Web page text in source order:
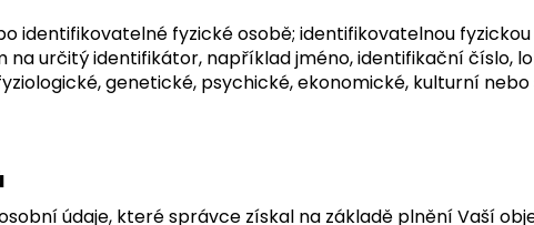
identifikovatelné fyzické osobě; identifikovatelnou
určitý identifikátor, například jméno, identifikační číslo,
genetické, psychické, ekonomické, kulturní
údaje, které správce získal na základě plnění Vaší